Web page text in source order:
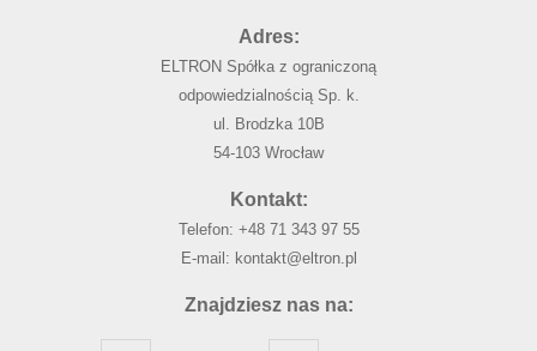
Adres:
ELTRON Spółka z ograniczoną
odpowiedzialnością Sp. k.
ul. Brodzka 10B
54-103 Wrocław
Kontakt:
Telefon: +48 71 343 97 55
E-mail: kontakt@eltron.pl
Znajdziesz nas na: